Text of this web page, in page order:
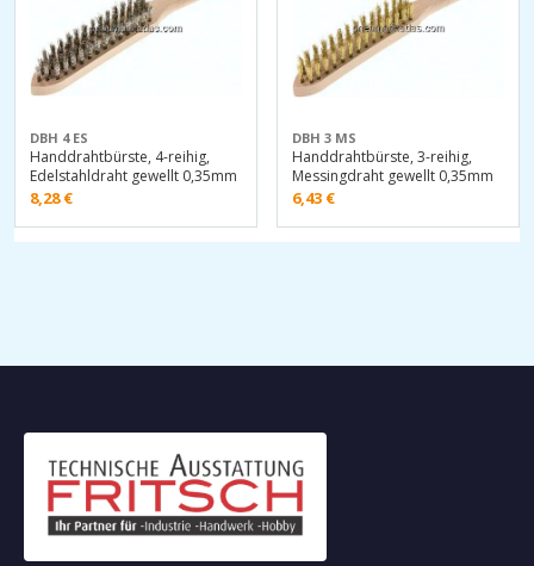
DBH 4 ES
Handdrahtbürste, 4-reihig,
Edelstahldraht gewellt 0,35mm
8,28€
DBH 3 MS
Handdrahtbürste, 3-reihig,
Messingdraht gewellt 0,35mm
6,43 €